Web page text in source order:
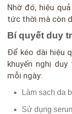
Nhờ đó, hiệu
tức thời mà còn
Bí quyết duy
Để kéo dài hiệu
khuyến nghị
mỗi ngày:
Làm sạch da
Sử dụng